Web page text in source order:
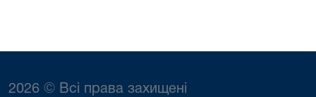
2026 © Всі права захищені